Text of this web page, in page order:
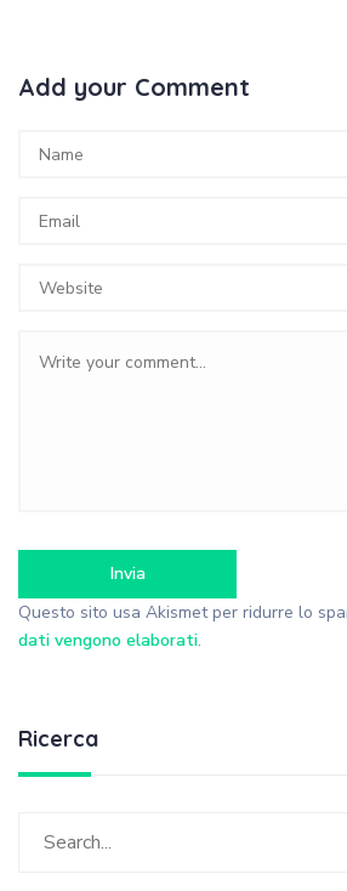
Add your Comment
Questo sito usa Akismet per ridurre lo
dati vengono elaborati.
Ricerca